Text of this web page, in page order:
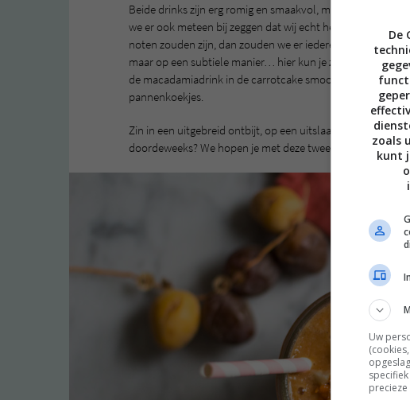
Beide drinks zijn erg romig en smaakvol, maar de
we er ook meteen bij zeggen dat wij echt heel erg gek op
noten zouden zijn, dan zouden we er iedere week kilo’s
maar op een subtiele manier… hier kun je zeker weten
de macadamiadrink in de carrotcake smoothie. De
pannenkoekjes.
Zin in een uitgebreid ontbijt, op een uitslaapdag in het
doordeweeks? We hopen je met deze twee recepten weer
De
zoals
kunt
Uw